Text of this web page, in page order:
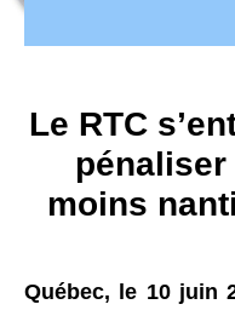
Le RTC
moins
Québec, le 10 juin